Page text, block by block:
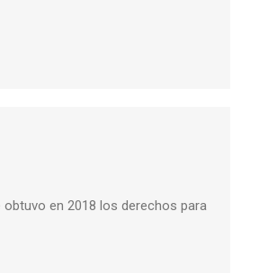
en 2018 los derechos para